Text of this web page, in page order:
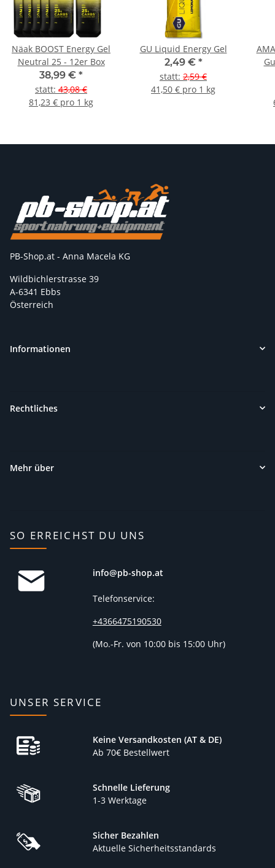
Näak BOOST Energy Gel
Neutral 25 - 12er Box
38,99 € *
statt: 43,08 €
81,23 € pro 1 kg
GU Liquid Energy Gel
2,49 € *
statt: 2,59 €
41,50 € pro 1 kg
PB-Shop.at - Anna Macela KG
Wildbichlerstrasse 39
A-6341 Ebbs
Österreich
Informationen
Rechtliches
Mehr über
SO ERREICHST DU UNS
info@pb-shop.at
Telefonservice:
+4366475190530
(Mo.-Fr. von 10:00 bis 15:00 Uhr)
UNSER SERVICE
Keine Versandkosten (AT & DE)
Ab 70€ Bestellwert
Schnelle Lieferung
1-3 Werktage
Sicher Bezahlen
Aktuelle Sicherheitsstandards